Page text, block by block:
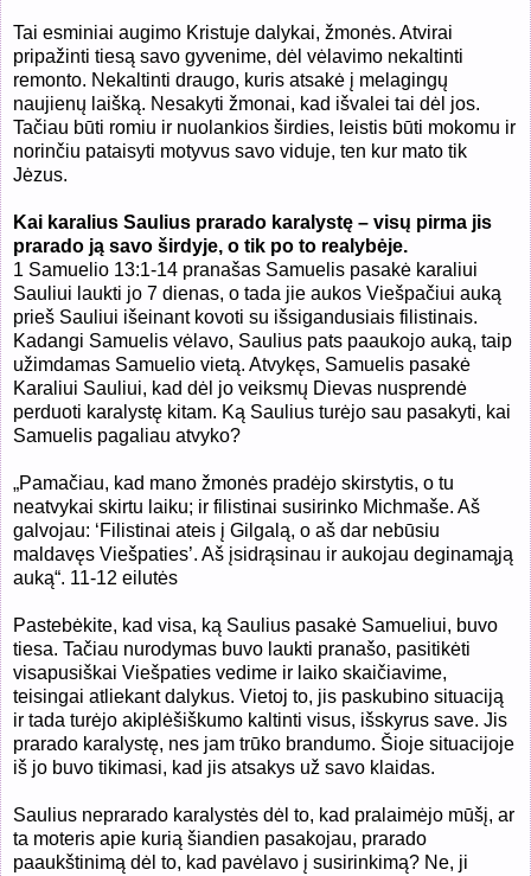
Tai esminiai augimo Kristuje dalykai, žmonės. Atvirai
pripažinti tiesą savo gyvenime, dėl vėlavimo nekaltinti
remonto. Nekaltinti draugo, kuris atsakė į melagingų
naujienų laišką. Nesakyti žmonai, kad išvalei tai dėl jos.
Tačiau būti romiu ir nuolankios širdies, leistis būti mokomu ir
norinčiu pataisyti motyvus savo viduje, ten kur mato tik
Jėzus.
Kai karalius Saulius prarado karalystę – visų pirma jis
prarado ją savo širdyje, o tik po to realybėje.
1 Samuelio 13:1-14 pranašas Samuelis pasakė karaliui
Sauliui laukti jo 7 dienas, o tada jie aukos Viešpačiui auką
prieš Sauliui išeinant kovoti su išsigandusiais filistinais.
Kadangi Samuelis vėlavo, Saulius pats paaukojo auką, taip
užimdamas Samuelio vietą. Atvykęs, Samuelis pasakė
Karaliui Sauliui, kad dėl jo veiksmų Dievas nusprendė
perduoti karalystę kitam. Ką Saulius turėjo sau pasakyti, kai
Samuelis pagaliau atvyko?
„Pamačiau, kad mano žmonės pradėjo skirstytis, o tu
neatvykai skirtu laiku; ir filistinai susirinko Michmaše. Aš
galvojau: ‘Filistinai ateis į Gilgalą, o aš dar nebūsiu
maldavęs Viešpaties’. Aš įsidrąsinau ir aukojau deginamąją
auką“. 11-12 eilutės
Pastebėkite, kad visa, ką Saulius pasakė Samueliui, buvo
tiesa. Tačiau nurodymas buvo laukti pranašo, pasitikėti
visapusiškai Viešpaties vedime ir laiko skaičiavime,
teisingai atliekant dalykus. Vietoj to, jis paskubino situaciją
ir tada turėjo akiplėšiškumo kaltinti visus, išskyrus save. Jis
prarado karalystę, nes jam trūko brandumo. Šioje situacijoje
iš jo buvo tikimasi, kad jis atsakys už savo klaidas.
Saulius neprarado karalystės dėl to, kad pralaimėjo mūšį, ar
ta moteris apie kurią šiandien pasakojau, prarado
paaukštinimą dėl to, kad pavėlavo į susirinkimą? Ne, ji